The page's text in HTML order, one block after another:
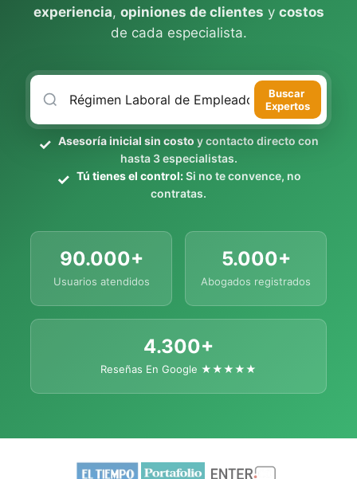
experiencia, opiniones de clientes y costos
de cada especialista.
Buscar
Expertos
Asesoría inicial sin costo y contacto directo con
hasta 3 especialistas.
Tú tienes el control:Si no te convence, no
contratas.
90.000+
Usuarios atendidos
5.000+
Abogados registrados
4.300+
Reseñas En Google ★★★★★